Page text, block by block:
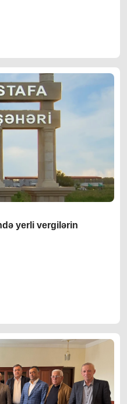
yerli vergilərin